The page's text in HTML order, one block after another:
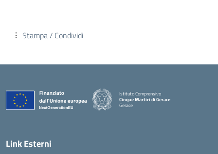
Stampa / Condividi
Istituto Comprensivo
Cinque Martiri di Gerace
Gerace
Link Esterni